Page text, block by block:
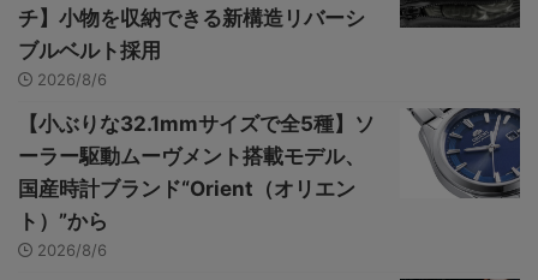
チ】小物を収納できる新構造リバーシ
ブルベルト採用
2026/8/6
【小ぶりな32.1mmサイズで全5種】ソ
ーラー駆動ムーヴメント搭載モデル、
国産時計ブランド“Orient（オリエン
ト）”から
2026/8/6